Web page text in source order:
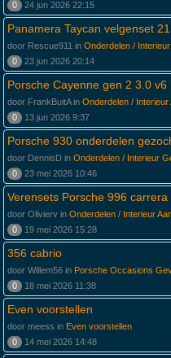
0
24 jun 2026 22:15
Panamera Taycan velgenset
door Rescue911 in Onderdelen /
0
23 jun 2026 20:14
Porsche Cayenne gen 2 3.0 v6
door FrankBuitA in Onderdelen / Interieur
0
13 jun 2026 9:37
Porsche 930 onderdelen
door DennisD in Onderdelen / Interieur
0
23 mei 2026 10:46
Verensets Porsche 996 carrera
door Olivierv in Onderdelen / Interieur
0
19 mei 2026 15:28
356 cabrio
door Willem56 in Porsche Occasions
0
18 mei 2026 11:38
Even voorstellen
door meess in Even voorstellen
0
14 mei 2026 14:48